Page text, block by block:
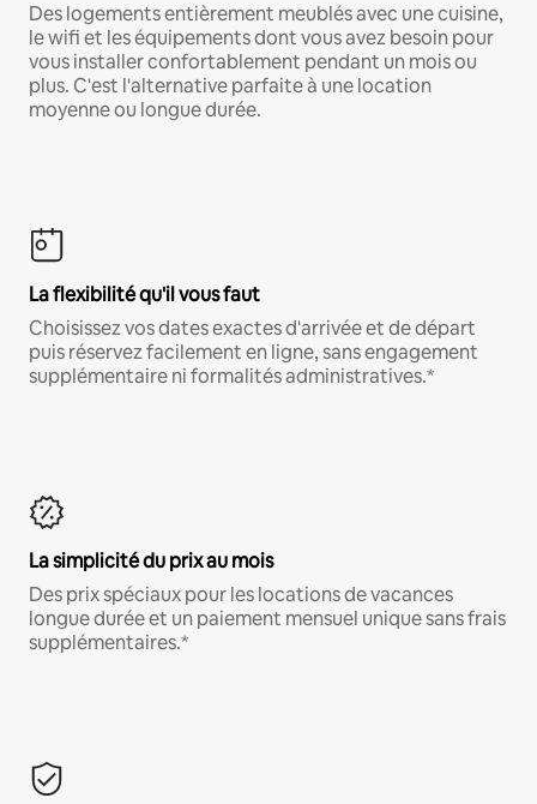
Des logements entièrement meublés avec une cuisine,
le wifi et les équipements dont vous avez besoin pour
vous installer confortablement pendant un mois ou
plus. C'est l'alternative parfaite à une location
moyenne ou longue durée.
La flexibilité qu'il vous faut
Choisissez vos dates exactes d'arrivée et de départ
puis réservez facilement en ligne, sans engagement
supplémentaire ni formalités administratives.*
La simplicité du prix au mois
Des prix spéciaux pour les locations de vacances
longue durée et un paiement mensuel unique sans frais
supplémentaires.*